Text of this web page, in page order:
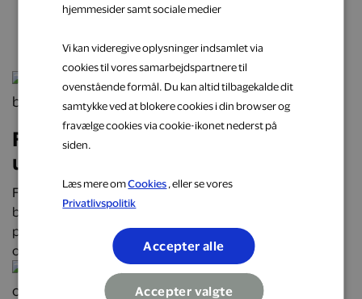
næste oplevelse
Få cashback på hverdagens
udgifter hos populære brands
Få cashback på hverdagens udgifter hos over 2.000
butikker, restauranter og webshops. Optjen automatisk
penge tilbage på alt fra mad og transport til mode, bolig
og faste abonnementer.
hjemmesider samt sociale medier
Vi kan videregive oplysninger indsamlet via
cookies til vores samarbejdspartnere til
ovenstående formål. Du kan altid tilbagekalde dit
samtykke ved at blokere cookies i din browser og
fravælge cookies via cookie-ikonet nederst på
siden.
Læs mere omCookies , eller se vores
Privatlivspolitik
Accepter alle
Accepter valgte